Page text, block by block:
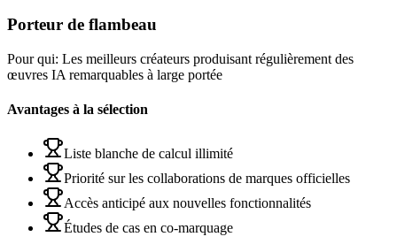
Porteur de flambeau
Pour qui: Les meilleurs créateurs produisant régulièrement des
œuvres IA remarquables à large portée
Avantages à la sélection
Liste blanche de calcul illimité
Priorité sur les collaborations de marques officielles
Accès anticipé aux nouvelles fonctionnalités
Études de cas en co-marquage